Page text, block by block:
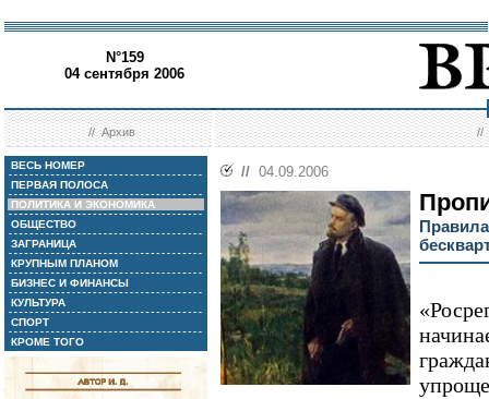
N°159
04 сентября 2006
//Архив //
ВЕСЬ НОМЕР
ПЕРВАЯ ПОЛОСА
ПОЛИТИКА И ЭКОНОМИКА
ОБЩЕСТВО
ЗАГРАНИЦА
КРУПНЫМ ПЛАНОМ
БИЗНЕС И ФИНАНСЫ
КУЛЬТУРА
СПОРТ
КРОМЕ ТОГО
// 04.09.2006